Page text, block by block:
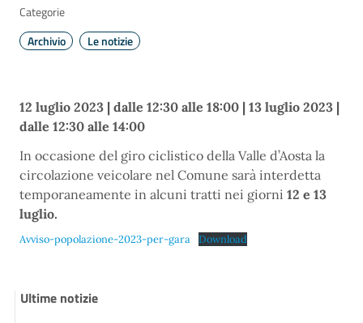
Categorie
Archivio
Le notizie
12 luglio 2023 | dalle 12:30 alle 18:00 | 13 luglio 2023 |
dalle 12:30 alle 14:00
In occasione del giro ciclistico della Valle d’Aosta la
circolazione veicolare nel Comune sarà interdetta
temporaneamente in alcuni tratti nei giorni 12 e 13
luglio.
Avviso-popolazione-2023-per-gara Download
Ultime notizie